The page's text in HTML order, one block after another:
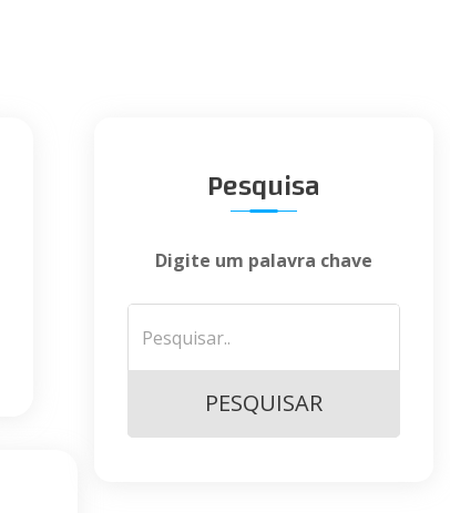
Pesquisa
Digite um palavra chave
PESQUISAR